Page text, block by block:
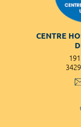
CENTRE